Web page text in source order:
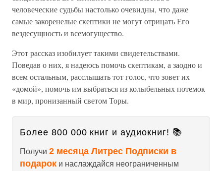
человеческие судьбы настолько очевидны, что даже
самые закоренелые скептики не могут отрицать Его
вездесущность и всемогущество.
Этот рассказ изобилует такими свидетельствами.
Поведав о них, я надеюсь помочь скептикам, а заодно и
всем остальным, расслышать тот голос, что зовет их
«домой», помочь им выбраться из колыбельных потемок
в мир, пронизанный светом Торы.
Более 800 000 книг и аудиокниг! 📚
Получи 2 месяца Литрес Подписки в
подарок и наслаждайся неограниченным